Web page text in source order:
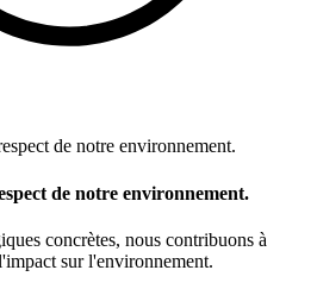
de notre environnement.
concrètes, nous contribuons à
sur l'environnement.